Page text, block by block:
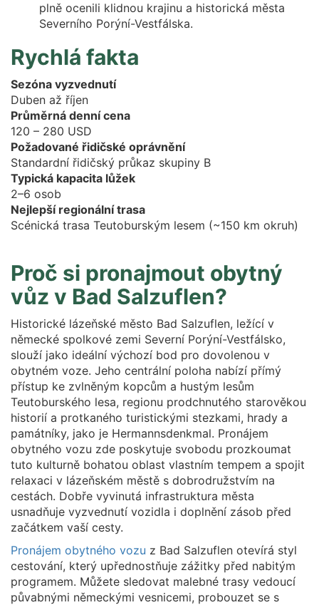
plně ocenili klidnou krajinu a historická města
Severního Porýní-Vestfálska.
Rychlá fakta
Sezóna vyzvednutí
Duben až říjen
Průměrná denní cena
120 – 280 USD
Požadované řidičské oprávnění
Standardní řidičský průkaz skupiny B
Typická kapacita lůžek
2–6 osob
Nejlepší regionální trasa
Scénická trasa Teutoburským lesem (~150 km okruh)
Proč si pronajmout obytný
vůz v Bad Salzuflen?
Historické lázeňské město Bad Salzuflen, ležící v
německé spolkové zemi Severní Porýní-Vestfálsko,
slouží jako ideální výchozí bod pro dovolenou v
obytném voze. Jeho centrální poloha nabízí přímý
přístup ke zvlněným kopcům a hustým lesům
Teutoburského lesa, regionu prodchnutého starověkou
historií a protkaného turistickými stezkami, hrady a
památníky, jako je Hermannsdenkmal. Pronájem
obytného vozu zde poskytuje svobodu prozkoumat
tuto kulturně bohatou oblast vlastním tempem a spojit
relaxaci v lázeňském městě s dobrodružstvím na
cestách. Dobře vyvinutá infrastruktura města
usnadňuje vyzvednutí vozidla i doplnění zásob před
začátkem vaší cesty.
Pronájem obytného vozu z Bad Salzuflen otevírá styl
cestování, který upřednostňuje zážitky před nabitým
programem. Můžete sledovat malebné trasy vedoucí
půvabnými německými vesnicemi, probouzet se s